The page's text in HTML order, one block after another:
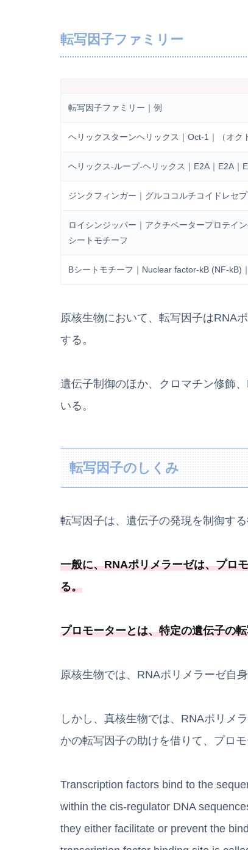
転写因子ファミリー
転写因子ファミリー｜例
ヘリックスターンヘリックス｜Oct-1｜（オク
ヘリックス-ループ-ヘリックス｜E2A｜E2A｜
ジンクフィンガー｜グルココルチコイドレセ
ロイシンジッパー｜アクチベータープロテイ
シートモチーフ
Βシートモチーフ｜Nuclear factor-kB (NF-kB)
原核生物において、転写因子はRNA
する。
遺伝子制御のほか、クロマチン修飾
いる。
転写因子のしくみ
転写因子は、遺伝子の発現を制御す
一般に、RNAポリメラーゼは、プロ
る。
プロモーターとは、特定の遺伝子の
原核生物では、RNAポリメラーゼ自
しかし、真核生物では、RNAポリメ
かの転写因子の助けを借りて、プロモ
Transcription factors bind to the
within the cis-regulator DNA
they either facilitate or prevent the